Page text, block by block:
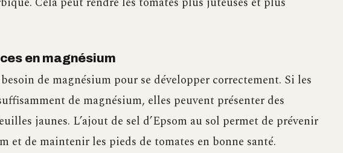
en magnésium
de magnésium pour se développer correctement. Si les
de magnésium, elles peuvent présenter des
jaunes. L’ajout de sel d’Epsom au sol permet de prévenir
et de maintenir les pieds de tomates en bonne santé.